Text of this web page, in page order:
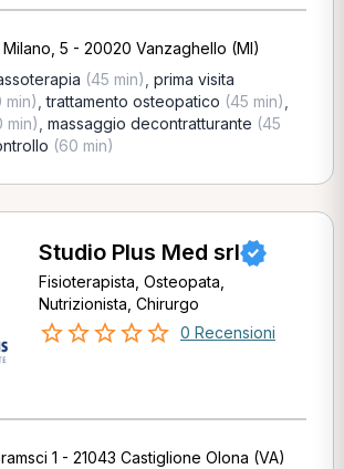
5 - 20020 Vanzaghello (MI)
(45 min) prima visita
min) ,trattamento osteopatico (45 min)
min) massaggio decontratturante (45
(60 min)
Studio Plus Med srl
Fisioterapista, Osteopata,
Nutrizionista, Chirurgo
0 Recensioni
1 - 21043 Castiglione Olona (VA)